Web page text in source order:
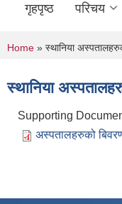
गृहपृष्ठ परिचय
You are here
Home » स्थानिया
स्थानिया
Supporting
अस्पतालहरुको